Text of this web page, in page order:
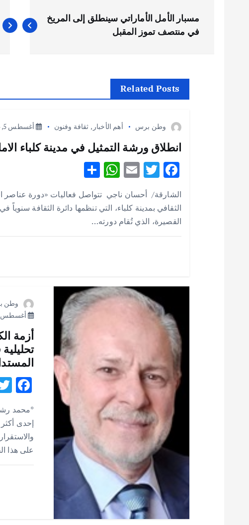
ص
مسبار الأمل الأماراتي سينطلق إلى المريخ
في منتصف تموز المقبل
Related Posts
وطن برس أهم الأخبار , ثقافة وفنون أغسطس 5, 2026
انطلاق ورشة التمثيل في مدينة كلباء
F
e
b
o
T
w
it
te
r
E
m
ai
l
W
at
s
A
h
ar
e
الشارقة/ أحسان ناجي تتواصل فعاليات «دورة عناصر
الثقافي بمدينة كلباء، التي تنظمها دائرة الثقافة
القصيرة، الذي تُقام دورته…
وطن
أغسطس 5, 2026
أزمة
F
e
b
o
o
*محمد
إحدى أكثر
على هذا